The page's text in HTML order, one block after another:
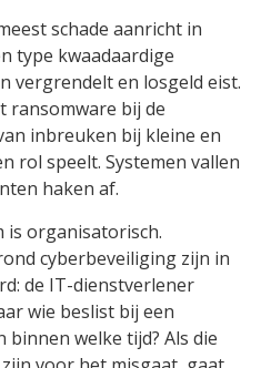
schade aanricht in
type kwaadaardige
vergrendelt en losgeld eist.
ransomware bij de
inbreuken bij kleine en
rol speelt. Systemen vallen
haken af.
is organisatorisch.
cyberbeveiliging zijn in
de IT-dienstverlener
wie beslist bij een
binnen welke tijd? Als die